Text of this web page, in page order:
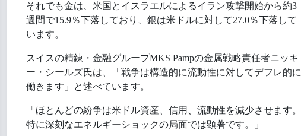
それでも金は、米国とイスラエルによるイラン攻撃開始から約3
週間で15.9％下落しており、銀は米ドルに対して27.0％下落して
います。
スイスの精錬・金融グループMKS Pampの金属戦略責任者ニッキ
ー・シールズ氏は、「戦争は構造的に流動性に対してデフレ的に
働きます」と述べています。
「ほとんどの紛争は米ドル資産、信用、流動性を減少させます。
特に深刻なエネルギーショックの局面では顕著です。」